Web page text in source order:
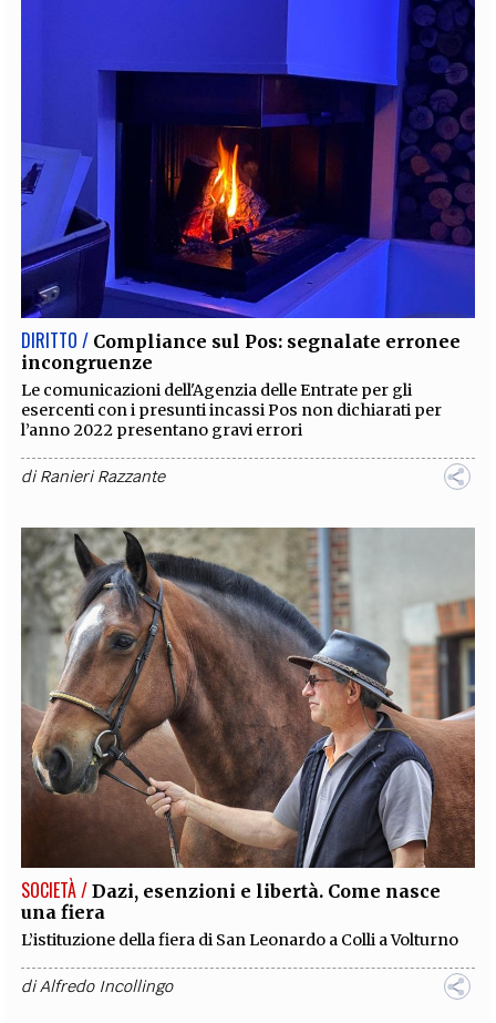
DIRITTO / Compliance sul Pos: segnalate erronee
incongruenze
Le comunicazioni dell'Agenzia delle Entrate per gli
esercenti con i presunti incassi Pos non dichiarati per
l’anno 2022 presentano gravi errori
diRanieri Razzante
SOCIETÀ / Dazi, esenzioni e libertà. Come nasce
una fiera
L’istituzione della fiera di San Leonardo a Colli a Volturno
diAlfredo Incollingo